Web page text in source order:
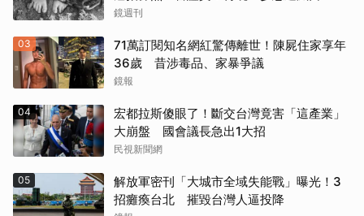
鏡週刊
03
71萬訂閱知名網紅驚傳離世！陳屍住家享年
36歲 昔涉毒品、家暴爭議
鏡報
04
宏都拉斯傻眼了！斷交台灣竟害「這產業」
大崩盤 國會議長急出1大招
民視新聞網
05
解放軍密刊「大城市全域失能戰」曝光！3
招癱瘓台北 摧毀台灣人逼投降